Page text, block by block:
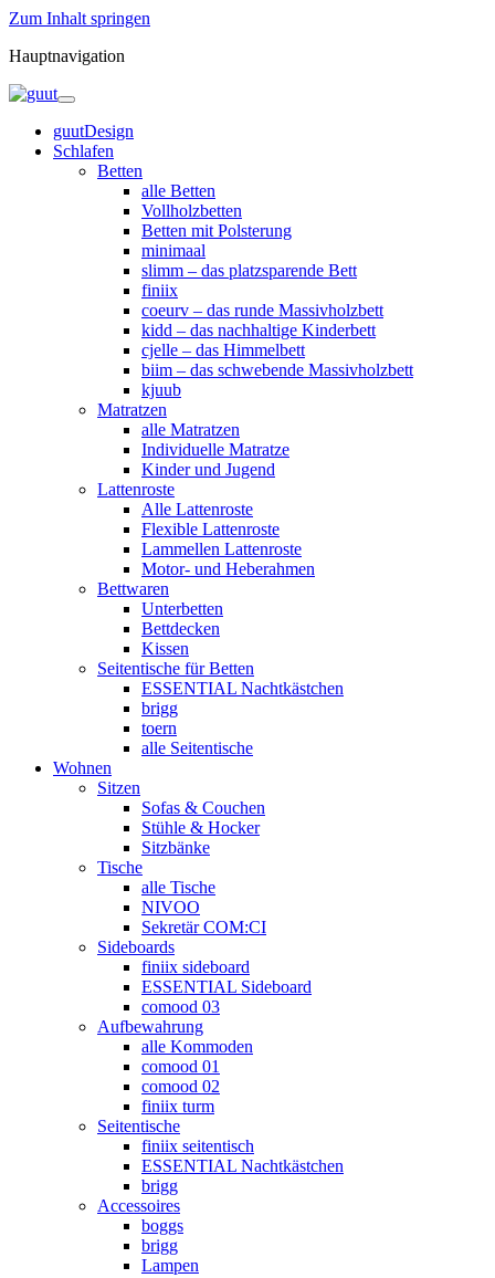
Zum Inhalt springen
Hauptnavigation
guutDesign
Schlafen
Betten
alle Betten
Vollholzbetten
Betten mit Polsterung
minimaal
slimm – das platzsparende Bett
finiix
coeurv – das runde Massivholzbett
kidd – das nachhaltige Kinderbett
cjelle – das Himmelbett
biim – das schwebende Massivholzbett
kjuub
Matratzen
alle Matratzen
Individuelle Matratze
Kinder und Jugend
Lattenroste
Alle Lattenroste
Flexible Lattenroste
Lammellen Lattenroste
Motor- und Heberahmen
Bettwaren
Unterbetten
Bettdecken
Kissen
Seitentische für Betten
ESSENTIAL Nachtkästchen
brigg
toern
alle Seitentische
Wohnen
Sitzen
Sofas & Couchen
Stühle & Hocker
Sitzbänke
Tische
alle Tische
NIVOO
Sekretär COM:CI
Sideboards
finiix sideboard
ESSENTIAL Sideboard
comood 03
Aufbewahrung
alle Kommoden
comood 01
comood 02
finiix turm
Seitentische
finiix seitentisch
ESSENTIAL Nachtkästchen
brigg
Accessoires
boggs
brigg
Lampen